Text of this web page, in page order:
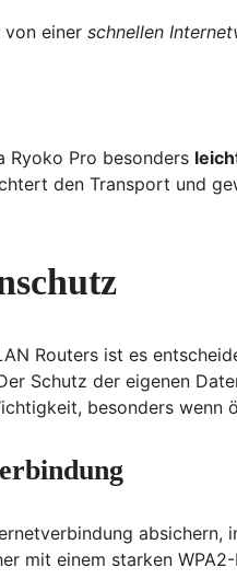
einer schnellen
Ryoko Pro besonders
den Transport und
Routers ist es
Schutz der eigenen
besonders wenn
mit einem starken